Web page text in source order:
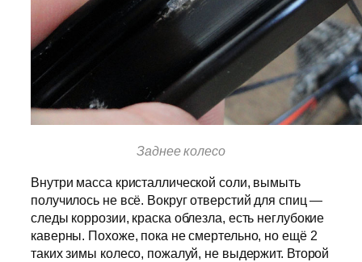
Заднее колесо
Внутри масса кристаллической соли, вымыть
получилось не всё. Вокруг отверстий для спиц —
следы коррозии, краска облезла, есть неглубокие
каверны. Похоже, пока не смертельно, но ещё 2
таких зимы колесо, пожалуй, не выдержит. Второй